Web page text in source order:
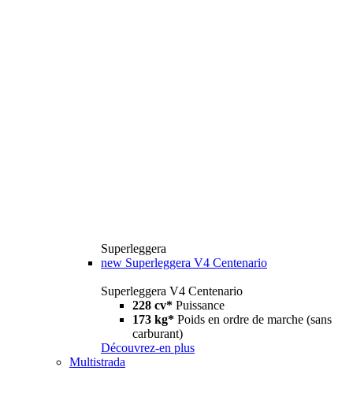
Superleggera
new Superleggera V4 Centenario
Superleggera V4 Centenario
228 cv* Puissance
173 kg* Poids en ordre de marche (sans
carburant)
Découvrez-en plus
Multistrada